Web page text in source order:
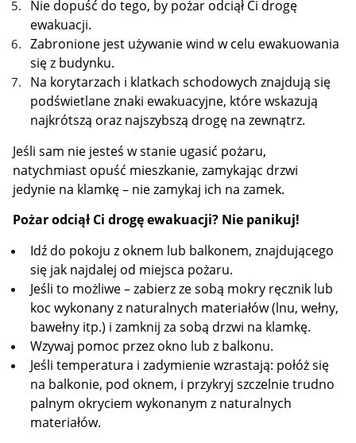
Nie dopuść do tego, by pożar odciął Ci drogę
ewakuacji.
Zabronione jest używanie wind w celu ewakuowania
się z budynku.
Na korytarzach i klatkach schodowych znajdują się
podświetlane znaki ewakuacyjne, które wskazują
najkrótszą oraz najszybszą drogę na zewnątrz.
Jeśli sam nie jesteś w stanie ugasić pożaru,
natychmiast opuść mieszkanie, zamykając drzwi
jedynie na klamkę – nie zamykaj ich na zamek.
Pożar odciął Ci drogę ewakuacji? Nie panikuj!
Idź do pokoju z oknem lub balkonem, znajdującego
się jak najdalej od miejsca pożaru.
Jeśli to możliwe – zabierz ze sobą mokry ręcznik lub
koc wykonany z naturalnych materiałów (lnu, wełny,
bawełny itp.) i zamknij za sobą drzwi na klamkę.
Wzywaj pomoc przez okno lub z balkonu.
Jeśli temperatura i zadymienie wzrastają: połóż się
na balkonie, pod oknem, i przykryj szczelnie trudno
palnym okryciem wykonanym z naturalnych
materiałów.